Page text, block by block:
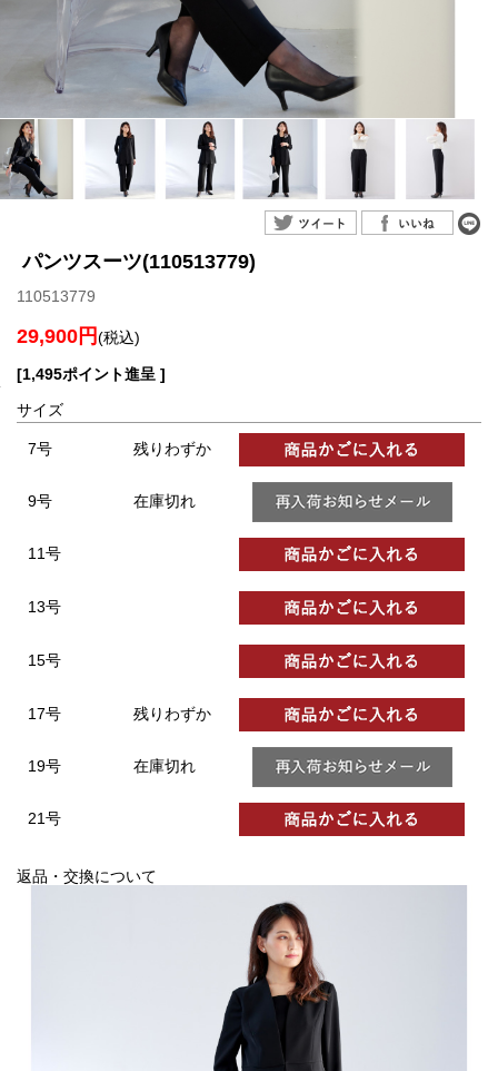
パンツスーツ(110513779)
110513779
29,900円(税込)
[1,495ポイント進呈 ]
サイズ
7号 残りわずか
9号 在庫切れ
11号
13号
15号
17号 残りわずか
19号 在庫切れ
21号
返品・交換について